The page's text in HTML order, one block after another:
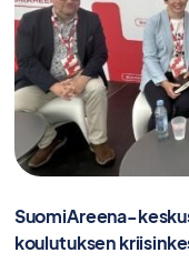
SuomiAreena-
koulutuksen